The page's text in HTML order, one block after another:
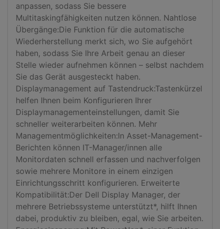
anpassen, sodass Sie bessere
Multitaskingfähigkeiten nutzen können. Nahtlose
Übergänge:Die Funktion für die automatische
Wiederherstellung merkt sich, wo Sie aufgehört
haben, sodass Sie Ihre Arbeit genau an dieser
Stelle wieder aufnehmen können – selbst nachdem
Sie das Gerät ausgesteckt haben.
Displaymanagement auf Tastendruck:Tastenkürzel
helfen Ihnen beim Konfigurieren Ihrer
Displaymanagementeinstellungen, damit Sie
schneller weiterarbeiten können. Mehr
Managementmöglichkeiten:In Asset-Management-
Berichten können IT-Manager/innen alle
Monitordaten schnell erfassen und nachverfolgen
sowie mehrere Monitore in einem einzigen
Einrichtungsschritt konfigurieren. Erweiterte
Kompatibilität:Der Dell Display Manager, der
mehrere Betriebssysteme unterstützt*, hilft Ihnen
dabei, produktiv zu bleiben, egal, wie Sie arbeiten.